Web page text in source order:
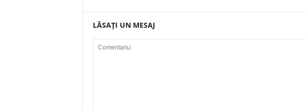
LĂSAȚI UN MESAJ